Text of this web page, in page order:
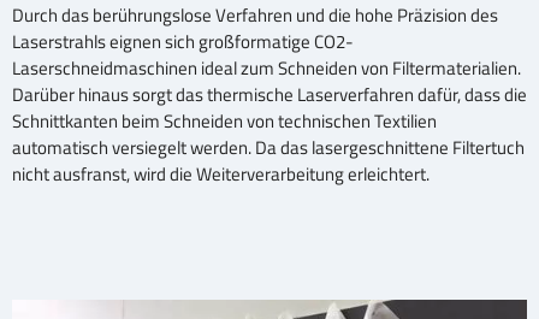
Durch das berührungslose Verfahren und die hohe Präzision des
Laserstrahls eignen sich großformatige CO2-
Laserschneidmaschinen ideal zum Schneiden von Filtermaterialien.
Darüber hinaus sorgt das thermische Laserverfahren dafür, dass die
Schnittkanten beim Schneiden von technischen Textilien
automatisch versiegelt werden. Da das lasergeschnittene Filtertuch
nicht ausfranst, wird die Weiterverarbeitung erleichtert.